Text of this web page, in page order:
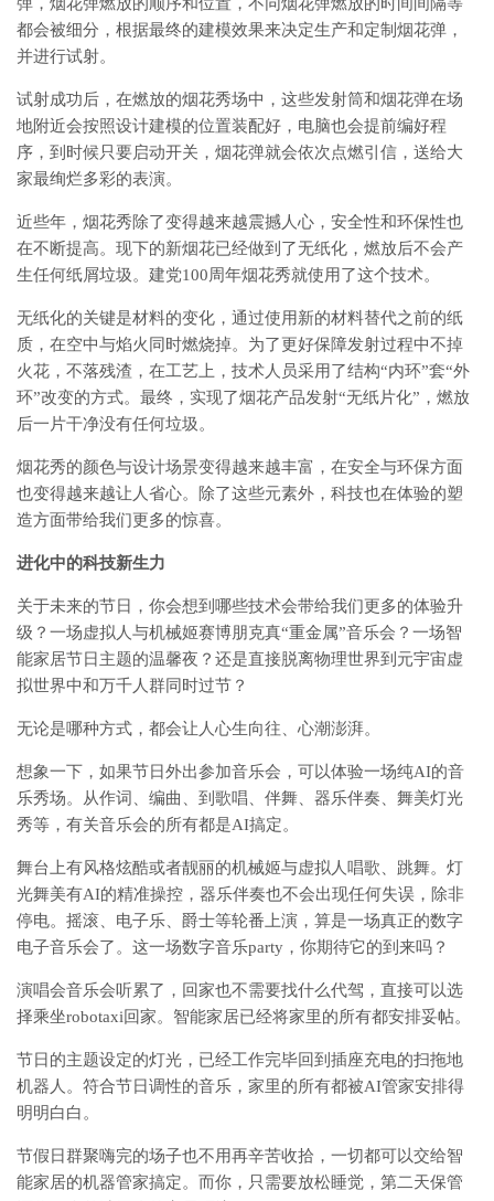
都会被细分，根据最终的建模效果来决定生产和定制烟花弹，
并进行试射。
试射成功后，在燃放的烟花秀场中，这些发射筒和烟花弹在场
地附近会按照设计建模的位置装配好，电脑也会提前编好程
序，到时候只要启动开关，烟花弹就会依次点燃引信，送给大
家最绚烂多彩的表演。
近些年，烟花秀除了变得越来越震撼人心，安全性和环保性也
在不断提高。现下的新烟花已经做到了无纸化，燃放后不会产
生任何纸屑垃圾。建党100周年烟花秀就使用了这个技术。
无纸化的关键是材料的变化，通过使用新的材料替代之前的纸
质，在空中与焰火同时燃烧掉。为了更好保障发射过程中不掉
火花，不落残渣，在工艺上，技术人员采用了结构“内环”套“外
环”改变的方式。最终，实现了烟花产品发射“无纸片化”，燃放
后一片干净没有任何垃圾。
烟花秀的颜色与设计场景变得越来越丰富，在安全与环保方面
也变得越来越让人省心。除了这些元素外，科技也在体验的塑
造方面带给我们更多的惊喜。
进化中的科技新生力
关于未来的节日，你会想到哪些技术会带给我们更多的体验升
级？一场虚拟人与机械姬赛博朋克真“重金属”音乐会？一场智
能家居节日主题的温馨夜？还是直接脱离物理世界到元宇宙虚
拟世界中和万千人群同时过节？
无论是哪种方式，都会让人心生向往、心潮澎湃。
想象一下，如果节日外出参加音乐会，可以体验一场纯AI的音
乐秀场。从作词、编曲、到歌唱、伴舞、器乐伴奏、舞美灯光
秀等，有关音乐会的所有都是AI搞定。
舞台上有风格炫酷或者靓丽的机械姬与虚拟人唱歌、跳舞。灯
光舞美有AI的精准操控，器乐伴奏也不会出现任何失误，除非
停电。摇滚、电子乐、爵士等轮番上演，算是一场真正的数字
电子音乐会了。这一场数字音乐party，你期待它的到来吗？
演唱会音乐会听累了，回家也不需要找什么代驾，直接可以选
择乘坐robotaxi回家。智能家居已经将家里的所有都安排妥帖。
节日的主题设定的灯光，已经工作完毕回到插座充电的扫拖地
机器人。符合节日调性的音乐，家里的所有都被AI管家安排得
明明白白。
节假日群聚嗨完的场子也不用再辛苦收拾，一切都可以交给智
能家居的机器管家搞定。而你，只需要放松睡觉，第二天保管